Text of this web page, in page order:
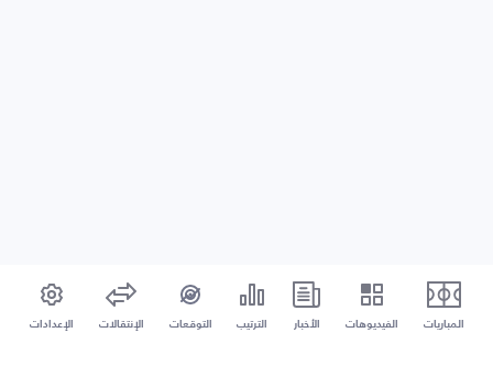
المباريات الفيديوهات الأخبار الترتيب التوقعات الإنتقالات الإعدادات